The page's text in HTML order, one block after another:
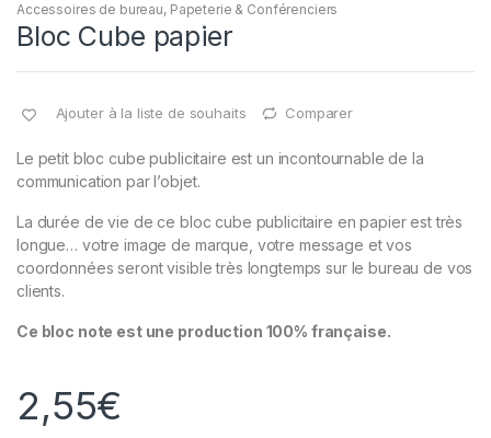
Accessoires de bureau, Papeterie & Conférenciers
Bloc Cube papier
Ajouter à la liste de souhaits Comparer
Le petit bloc cube publicitaire est un incontournable de la
communication par l’objet.
La durée de vie de ce bloc cube publicitaire en papier est très
longue… votre image de marque, votre message et vos
coordonnées seront visible très longtemps sur le bureau de vos
clients.
Ce bloc note est une production 100% française.
2,55€